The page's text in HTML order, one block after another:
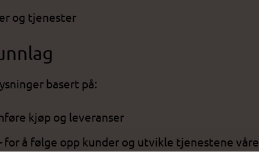
og tjenester
basert på:
kjøp og leveranser
for å følge opp kunder og utvikle tjenestene våre